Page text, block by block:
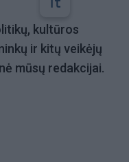
kultūros
ir kitų veikėjų
mūsų redakcijai.